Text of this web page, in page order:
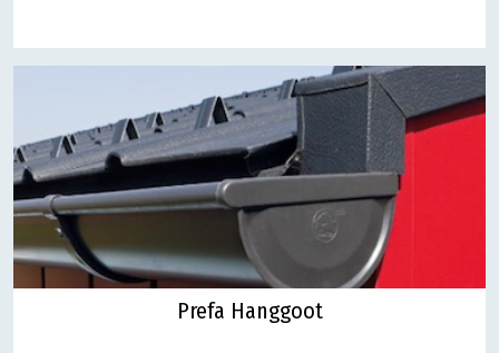
Prefa Hanggoot